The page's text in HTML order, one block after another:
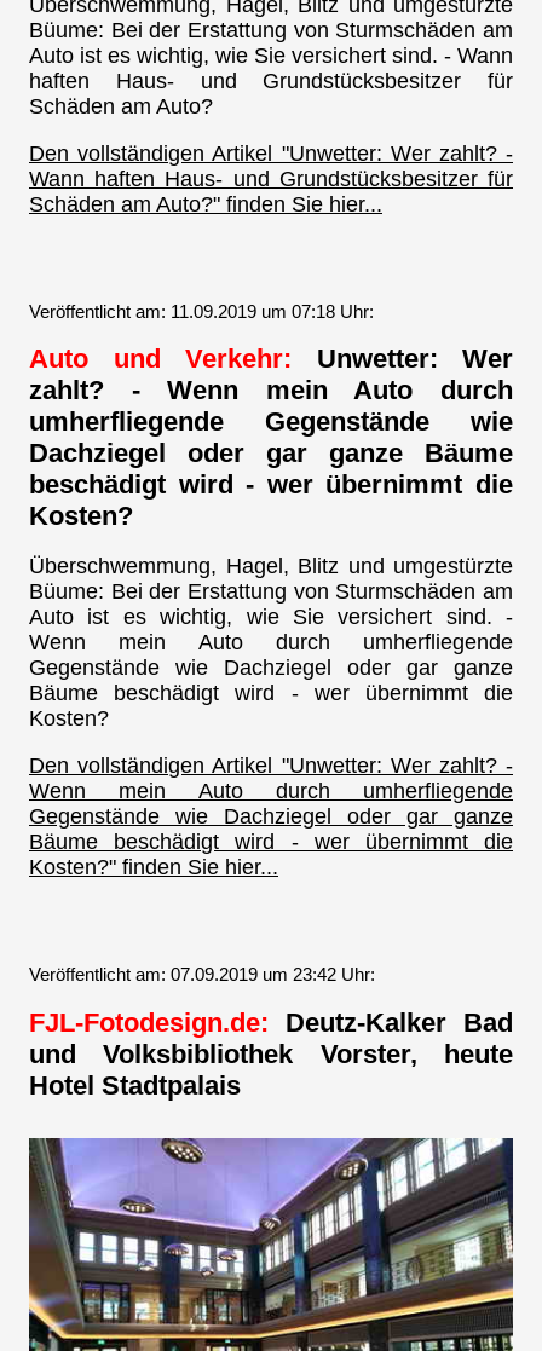
Büume: Bei der Erstattung von Sturmschäden am
Auto ist es wichtig, wie Sie versichert sind. - Wann
haften Haus- und Grundstücksbesitzer für
Schäden am Auto?
Den vollständigen Artikel "Unwetter: Wer zahlt? -
Wann haften Haus- und Grundstücksbesitzer für
Schäden am Auto?" finden Sie hier...
Veröffentlicht am: 11.09.2019 um 07:18 Uhr:
Auto und Verkehr: Unwetter: Wer
zahlt? - Wenn mein Auto durch
umherfliegende Gegenstände wie
Dachziegel oder gar ganze Bäume
beschädigt wird - wer übernimmt die
Kosten?
Überschwemmung, Hagel, Blitz und umgestürzte
Büume: Bei der Erstattung von Sturmschäden am
Auto ist es wichtig, wie Sie versichert sind. -
Wenn mein Auto durch umherfliegende
Gegenstände wie Dachziegel oder gar ganze
Bäume beschädigt wird - wer übernimmt die
Kosten?
Den vollständigen Artikel "Unwetter: Wer zahlt? -
Wenn mein Auto durch umherfliegende
Gegenstände wie Dachziegel oder gar ganze
Bäume beschädigt wird - wer übernimmt die
Kosten?" finden Sie hier...
Veröffentlicht am: 07.09.2019 um 23:42 Uhr:
FJL-Fotodesign.de: Deutz-Kalker Bad
und Volksbibliothek Vorster, heute
Hotel Stadtpalais